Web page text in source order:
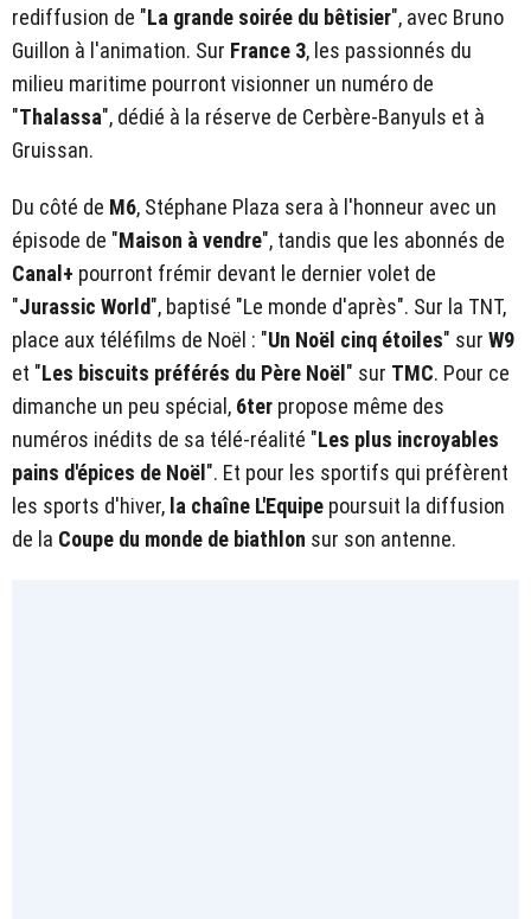
rediffusion de "La grande soirée du bêtisier", avec Bruno
Guillon à l'animation. Sur France 3, les passionnés du
milieu maritime pourront visionner un numéro de
"Thalassa", dédié à la réserve de Cerbère-Banyuls et à
Gruissan.
Du côté de M6, Stéphane Plaza sera à l'honneur avec un
épisode de "Maison à vendre", tandis que les abonnés de
Canal+ pourront frémir devant le dernier volet de
"Jurassic World", baptisé "Le monde d'après". Sur la TNT,
place aux téléfilms de Noël : "Un Noël cinq étoiles" sur W9
et "Les biscuits préférés du Père Noël" sur TMC. Pour ce
dimanche un peu spécial, 6ter propose même des
numéros inédits de sa télé-réalité "Les plus incroyables
pains d'épices de Noël". Et pour les sportifs qui préfèrent
les sports d'hiver, la chaîne L'Equipe poursuit la diffusion
de la Coupe du monde de biathlon sur son antenne.